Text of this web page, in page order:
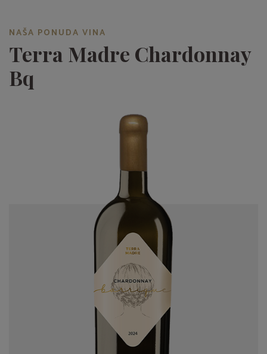
NAŠA PONUDA VINA
Terra Madre Chardonnay
Bq